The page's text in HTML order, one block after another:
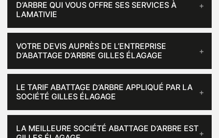
D’ARBRE QUI VOUS OFFRE SES SERVICES À
LAMATIVIE
VOTRE DEVIS AUPRÈS DE L’ENTREPRISE
D’ABATTAGE D’ARBRE GILLES ÉLAGAGE
LE TARIF ABATTAGE D’ARBRE APPLIQUÉ PAR LA
SOCIÉTÉ GILLES ÉLAGAGE
LA MEILLEURE SOCIÉTÉ ABATTAGE D’ARBRE EST